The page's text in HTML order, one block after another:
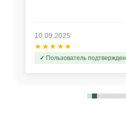
10.09.2025
★★★★★
Пользователь подтвержден